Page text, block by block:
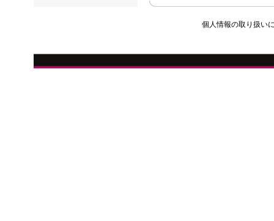
個人情報の取り扱い